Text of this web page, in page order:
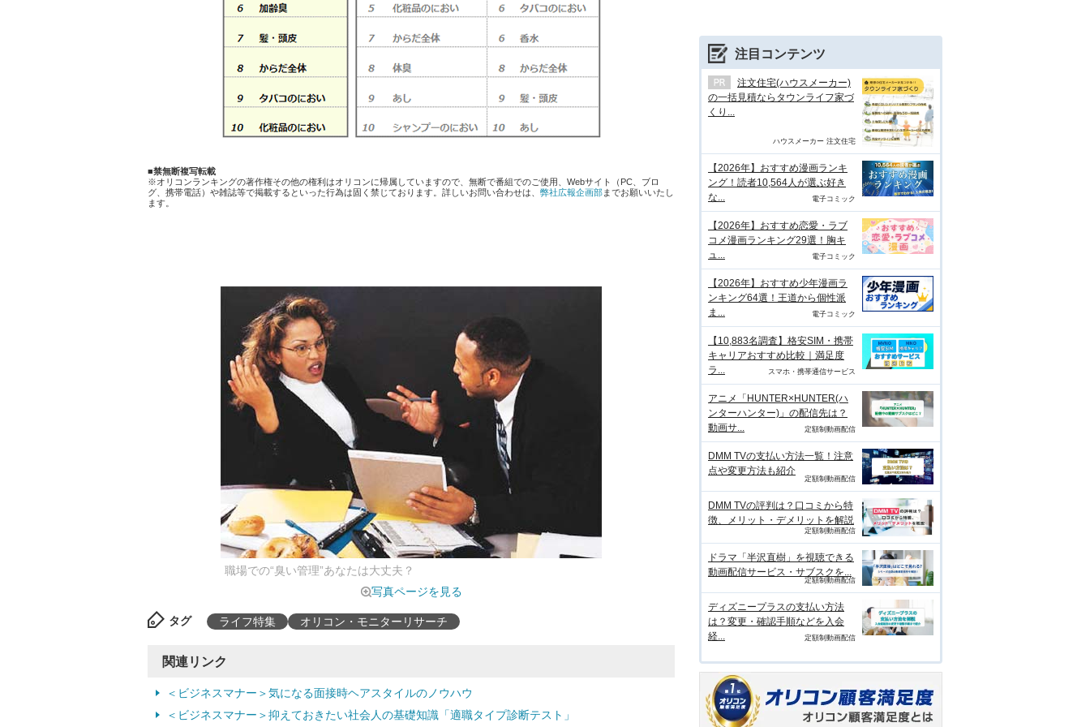
■禁無断複写転載
※オリコンランキングの著作権その他の権利はオリコンに帰属していますので、無断で番組でのご使用、Webサイト（PC、ブロ
グ、携帯電話）や雑誌等で掲載するといった行為は固く禁じております。詳しいお問い合わせは、 弊社広報企画部までお願いいたし
ます。
職場での“臭い管理”あなたは大丈夫？
写真ページを見る
タグ ライフ特集 オリコン・モニターリサーチ
関連リンク
＜ビジネスマナー＞気になる面接時ヘアスタイルのノウハウ
＜ビジネスマナー＞抑えておきたい社会人の基礎知識「適職タイプ診断テスト」
注目コンテンツ
注文住宅(ハウスメーカー)
の一括見積ならタウンライフ家づ
くり...
ハウスメーカー 注文住宅
【2026年】おすすめ漫画ランキ
ング！読者10,564人が選ぶ好き
な...
電子コミック
【2026年】おすすめ恋愛・ラブ
コメ漫画ランキング29選！胸キ
ュ...
電子コミック
【2026年】おすすめ少年漫画ラ
ンキング64選！王道から個性派
ま...
電子コミック
【10,883名調査】格安SIM・携帯
キャリアおすすめ比較｜満足度
ラ...
スマホ・携帯通信サービス
アニメ「HUNTER×HUNTER(ハ
ンターハンター)」の配信先は？
動画サ...
定額制動画配信
DMM TVの支払い方法一覧！注意
点や変更方法も紹介
定額制動画配信
DMM TVの評判は？口コミから特
徴、メリット・デメリットを解説
定額制動画配信
ドラマ「半沢直樹」を視聴できる
動画配信サービス・サブスクを...
定額制動画配信
ディズニープラスの支払い方法
は？変更・確認手順などを入会
経...
定額制動画配信